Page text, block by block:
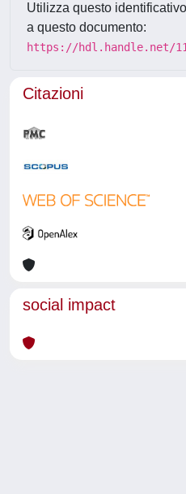
Utilizza questo
a questo documento:
https://hdl.handle.net/
Citazioni
social impact